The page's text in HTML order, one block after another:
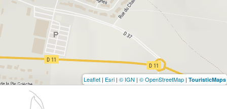
Leaflet | Esri | © IGN | © OpenStreetMap | TouristicMaps